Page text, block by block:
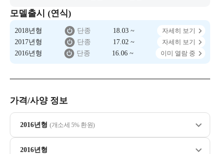
모델출시 (연식)
2018년형 단종 18.03 ~
자세히 보기
2017년형
단종 17.02 ~
자세히 보기
2016년형
단종 16.06 ~ 이미 열람 중
가격/사양 정보
2016년형 (개소세 5% 환원)
2016년형